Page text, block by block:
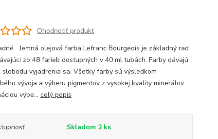
Ohodnotiť produkt
Jemná olejová farba Lefranc Bourgeois je základný rad
zo 48 farieb dostupných v 40 ml tubách. Farby dávajú
slobodu vyjadrenia sa. Všetky farby sú výsledkom
vývoja a výberu pigmentov z vysokej kvality minerálov.
výbe... celý popis
Skladom 2 ks